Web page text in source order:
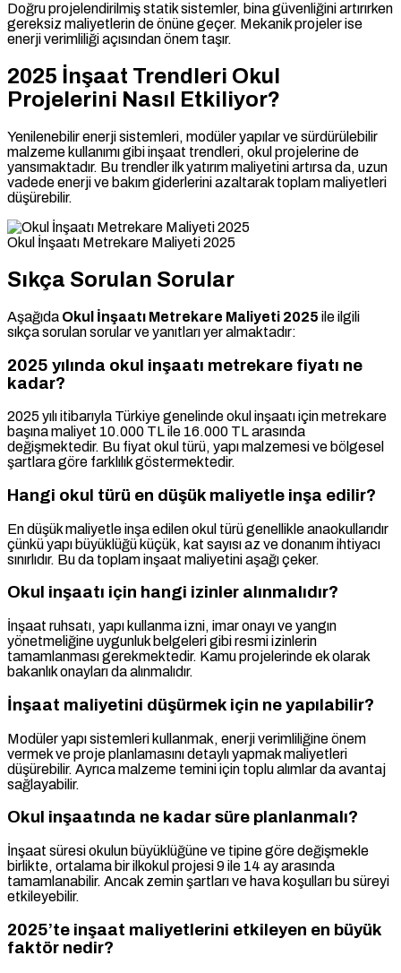
Doğru projelendirilmiş statik sistemler, bina güvenliğini artırırken
gereksiz maliyetlerin de önüne geçer. Mekanik projeler ise
enerji verimliliği açısından önem taşır.
2025 İnşaat Trendleri Okul
Projelerini Nasıl Etkiliyor?
Yenilenebilir enerji sistemleri, modüler yapılar ve sürdürülebilir
malzeme kullanımı gibi inşaat trendleri, okul projelerine de
yansımaktadır. Bu trendler ilk yatırım maliyetini artırsa da, uzun
vadede enerji ve bakım giderlerini azaltarak toplam maliyetleri
düşürebilir.
Okul İnşaatı Metrekare Maliyeti 2025
Sıkça Sorulan Sorular
Aşağıda Okul İnşaatı Metrekare Maliyeti 2025 ile ilgili
sıkça sorulan sorular ve yanıtları yer almaktadır:
2025 yılında okul inşaatı metrekare fiyatı ne
kadar?
2025 yılı itibarıyla Türkiye genelinde okul inşaatı için metrekare
başına maliyet 10.000 TL ile 16.000 TL arasında
değişmektedir. Bu fiyat okul türü, yapı malzemesi ve bölgesel
şartlara göre farklılık göstermektedir.
Hangi okul türü en düşük maliyetle inşa edilir?
En düşük maliyetle inşa edilen okul türü genellikle anaokullarıdır
çünkü yapı büyüklüğü küçük, kat sayısı az ve donanım ihtiyacı
sınırlıdır. Bu da toplam inşaat maliyetini aşağı çeker.
Okul inşaatı için hangi izinler alınmalıdır?
İnşaat ruhsatı, yapı kullanma izni, imar onayı ve yangın
yönetmeliğine uygunluk belgeleri gibi resmi izinlerin
tamamlanması gerekmektedir. Kamu projelerinde ek olarak
bakanlık onayları da alınmalıdır.
İnşaat maliyetini düşürmek için ne yapılabilir?
Modüler yapı sistemleri kullanmak, enerji verimliliğine önem
vermek ve proje planlamasını detaylı yapmak maliyetleri
düşürebilir. Ayrıca malzeme temini için toplu alımlar da avantaj
sağlayabilir.
Okul inşaatında ne kadar süre planlanmalı?
İnşaat süresi okulun büyüklüğüne ve tipine göre değişmekle
birlikte, ortalama bir ilkokul projesi 9 ile 14 ay arasında
tamamlanabilir. Ancak zemin şartları ve hava koşulları bu süreyi
etkileyebilir.
2025’te inşaat maliyetlerini etkileyen en büyük
faktör nedir?